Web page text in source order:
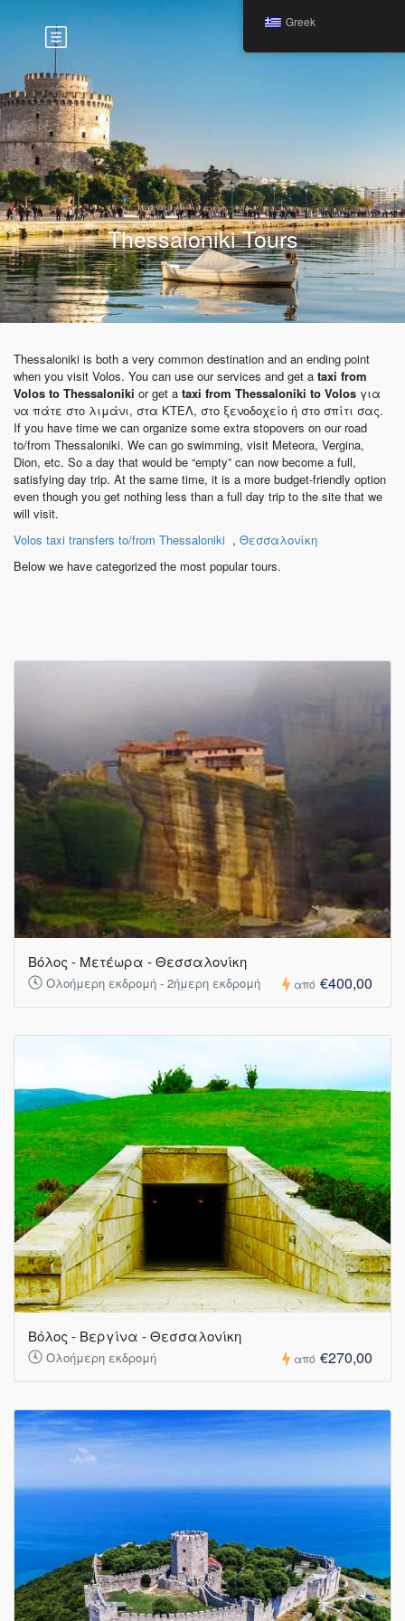
Thessaloniki Tours
Thessaloniki is both a very common destination and an ending point
when you visit Volos. You can use our services and get a taxi from
Volos to Thessaloniki or get a taxi from Thessaloniki to Volos για
να πάτε στο λιμάνι, στα ΚΤΕΛ, στο ξενοδοχείο ή στο σπίτι σας.
If you have time we can organize some extra stopovers on our road
to/from Thessaloniki. We can go swimming, visit Meteora, Vergina,
Dion, etc. So a day that would be “empty” can now become a full,
satisfying day trip. At the same time, it is a more budget-friendly option
even though you get nothing less than a full day trip to the site that we
will visit.
Volos taxi transfers to/from Thessaloniki , Θεσσαλονίκη
Below we have categorized the most popular tours.
Βόλος - Μετέωρα - Θεσσαλονίκη
Ολοήμερη εκδρομή - 2ήμερη εκδρομή από €400,00
Βόλος - Βεργίνα - Θεσσαλονίκη
Ολοήμερη εκδρομή από €270,00
Greek